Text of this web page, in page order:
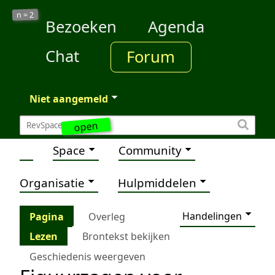
open
n =2
Bezoeken
Agenda
Chat
Forum
Niet aangemeld
Space Community
Organisatie Hulpmiddelen
Pagina Overleg
Handelingen
Lezen
Brontekst bekijken
Geschiedenis weergeven